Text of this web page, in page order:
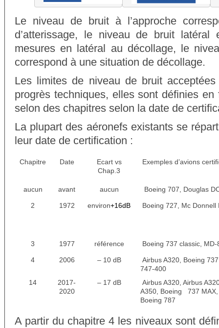
Le niveau de bruit à l’approche
d’atterissage, le niveau de bruit latéral
mesures en latéral au décollage, le
correspond à une situation de décollage.
Les limites de niveau de bruit
progrès techniques, elles sont définies
selon des chapitres selon la date de
La plupart des aéronefs existants se
leur date de certification :
Chapitre Date
Ecart vs
Chap.3
Exemples d’avions
aucun avant aucun Boeing 707, Douglas
2 1972 environ+16dB Boeing 727, Mc Donnell
3 1977 référence Boeing 737 classic, MD-
4 2006 – 10 dB
Airbus A320, Boeing
747-400
14
2017-
2020
– 17 dB
Airbus A320, Airbus
A350, Boeing 737
Boeing 787
A partir du chapitre 4 les niveaux sont